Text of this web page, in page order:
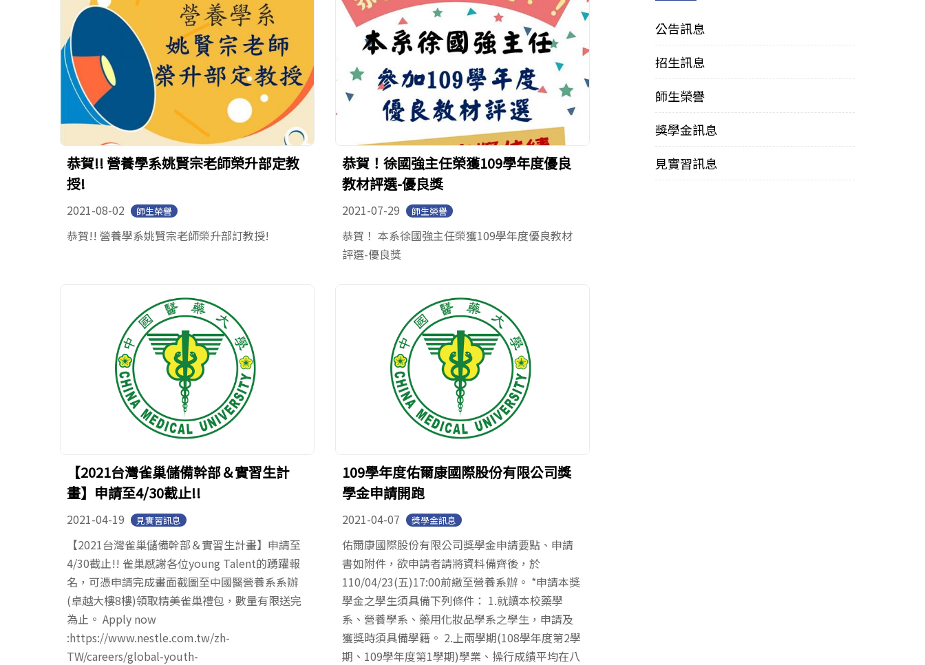
恭賀!! 營養學系姚賢宗老師榮升部定教
授!
2021-08-02 師生榮譽
恭賀!! 營養學系姚賢宗老師榮升部訂教授!
恭賀！徐國強主任榮獲109學年度優良
教材評選-優良獎
2021-07-29 師生榮譽
恭賀！ 本系徐國強主任榮獲109學年度優良教材
評選-優良獎
【2021台灣雀巢儲備幹部＆實習生計
畫】申請至4/30截止!!
2021-04-19 見實習訊息
【2021台灣雀巢儲備幹部＆實習生計畫】申請至
4/30截止!! 雀巢感謝各位young Talent的踴躍報
名，可憑申請完成畫面截圖至中國醫營養系系辦
(卓越大樓8樓)領取精美雀巢禮包，數量有限送完
為止。 Apply now
:https://www.nestle.com.tw/zh-
TW/careers/global-youth-
109學年度佑爾康國際股份有限公司獎
學金申請開跑
2021-04-07 獎學金訊息
佑爾康國際股份有限公司獎學金申請要點、申請
書如附件，欲申請者請將資料備齊後，於
110/04/23(五)17:00前繳至營養系辦。 *申請本獎
學金之學生須具備下列條件： 1.就讀本校藥學
系、營養學系、藥用化妝品學系之學生，申請及
獲獎時須具備學籍。 2.上兩學期(108學年度第2學
期、109學年度第1學期)學業、操行成績平均在八
公告訊息
招生訊息
師生榮譽
獎學金訊息
見實習訊息